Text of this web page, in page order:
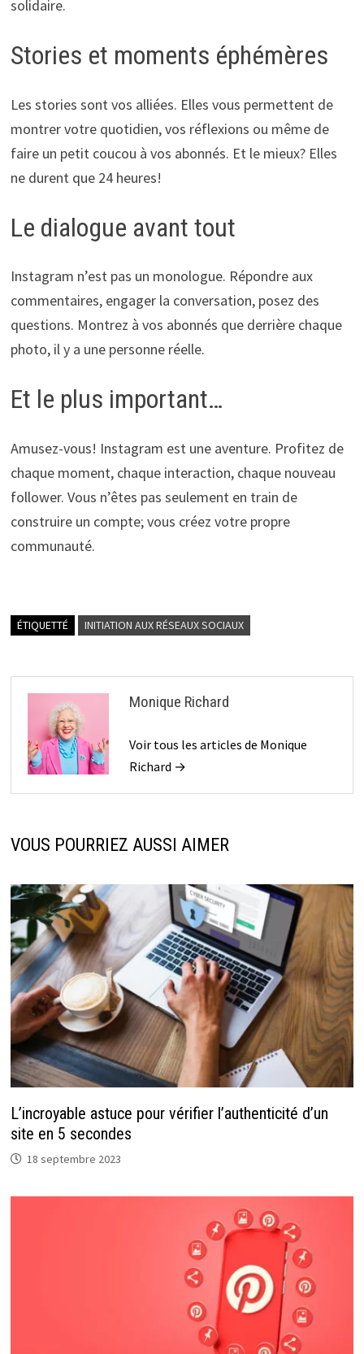
solidaire.
Stories et moments éphémères
Les stories sont vos alliées. Elles vous permettent de
montrer votre quotidien, vos réflexions ou même de
faire un petit coucou à vos abonnés. Et le mieux? Elles
ne durent que 24 heures!
Le dialogue avant tout
Instagram n’est pas un monologue. Répondre aux
commentaires, engager la conversation, posez des
questions. Montrez à vos abonnés que derrière chaque
photo, il y a une personne réelle.
Et le plus important…
Amusez-vous! Instagram est une aventure. Profitez de
chaque moment, chaque interaction, chaque nouveau
follower. Vous n’êtes pas seulement en train de
construire un compte; vous créez votre propre
communauté.
ÉTIQUETTÉ INITIATION AUX RÉSEAUX SOCIAUX
Monique Richard
Voir tous les articles de Monique
Richard →
VOUS POURRIEZ AUSSI AIMER
L’incroyable astuce pour vérifier l’authenticité d’un
site en 5 secondes
18 septembre 2023